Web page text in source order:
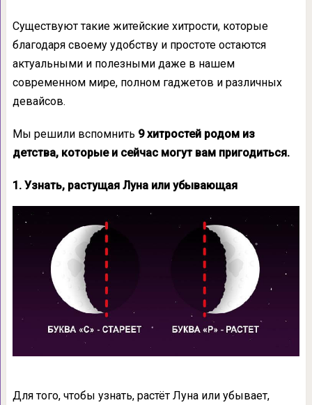
Существуют такие житейские хитрости, которые
благодаря своему удобству и простоте остаются
актуальными и полезными даже в нашем
современном мире, полном гаджетов и различных
девайсов.
Мы решили вспомнить 9 хитростей родом из
детства, которые и сейчас могут вам пригодиться.
1. Узнать, растущая Луна или убывающая
Для того, чтобы узнать, растёт Луна или убывает,